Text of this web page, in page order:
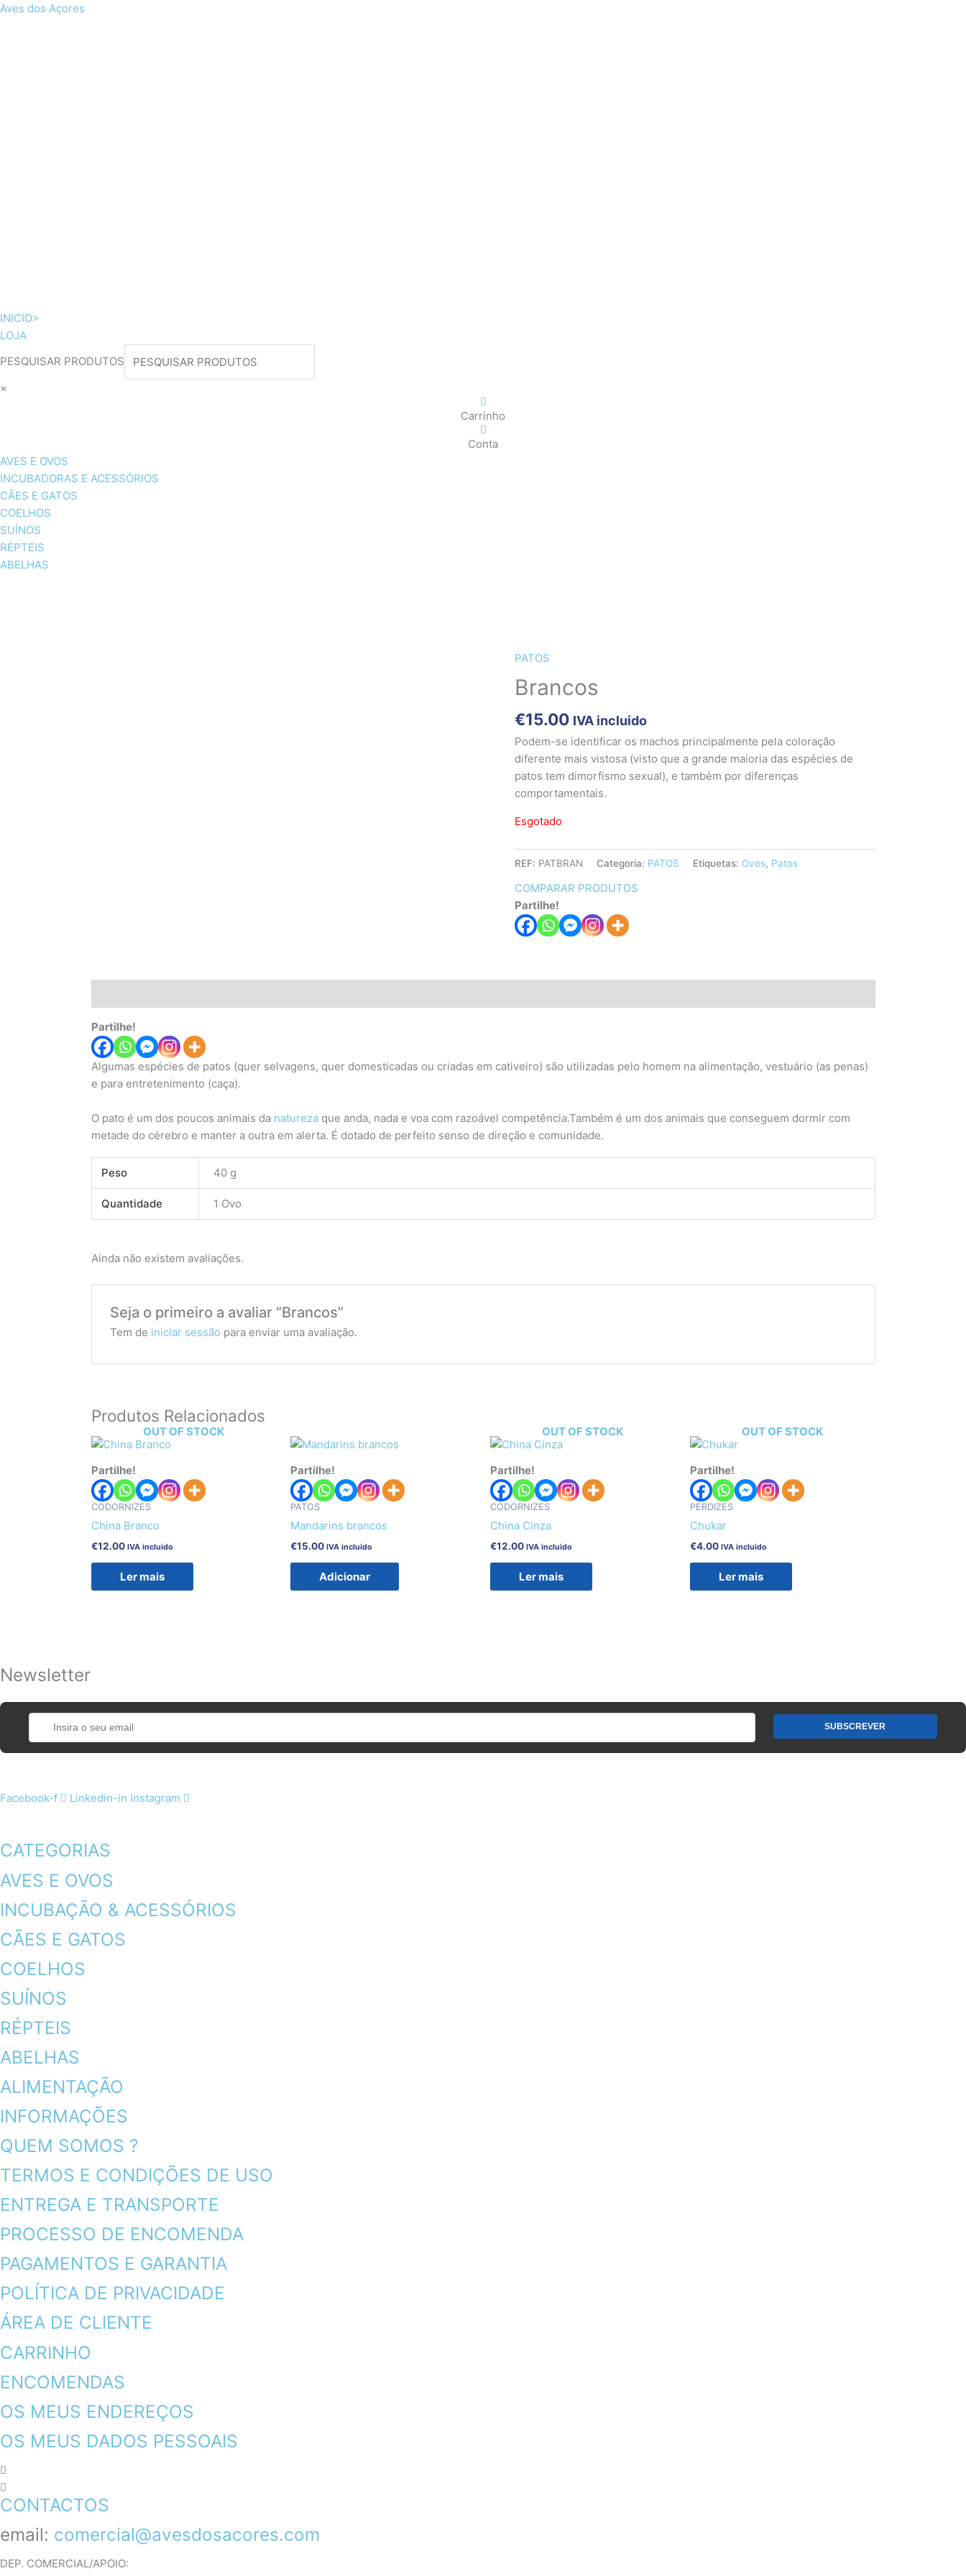
Skip
Aves dos Açores
INICIO>
LOJA
PESQUISAR PRODUTOS
×
Carrinho
Conta
AVES E OVOS
INCUBADORAS E ACESSÓRIOS
CÃES E GATOS
COELHOS
SUÍNOS
RÉPTEIS
ABELHAS
PATOS
Brancos
€15.00 IVA incluido
Podem-se identificar os machos principalmente pela coloração
diferente mais vistosa (visto que a grande maioria das espécies de
patos tem dimorfismo sexual), e também por diferenças
comportamentais.
Esgotado
REF: PATBRAN Categoria: PATOS Etiquetas: Ovos, Patos
COMPARAR PRODUTOS
Partilhe!
Partilhe!
Algumas espécies de patos (quer selvagens, quer domesticadas ou criadas em cativeiro) são utilizadas pelo homem na alimentação, vestuário (as penas)
e para entretenimento (caça).
O pato é um dos poucos animais da naturezaque anda, nada e voa com razoável competência.Também é um dos animais que conseguem dormir com
metade do cérebro e manter a outra em alerta. É dotado de perfeito senso de direção e comunidade.
Peso 40 g
Quantidade 1 Ovo
Ainda não existem avaliações.
Seja o primeiro a avaliar “Brancos”
Tem de iniciar sessão para enviar uma avaliação.
Produtos Relacionados
OUT OF STOCK
Partilhe!
CODORNIZES
China Branco
€12.00 IVA incluido
Ler mais
Partilhe!
PATOS
Mandarins brancos
€15.00 IVA incluido
Adicionar
OUT OF STOCK
Partilhe!
CODORNIZES
China Cinza
€12.00 IVA incluido
Ler mais
OUT OF STOCK
Partilhe!
PERDIZES
Chukar
€4.00 IVA incluido
Ler mais
Newsletter
Facebook-f Linkedin-in Instagram
CATEGORIAS
AVES E OVOS
INCUBAÇÃO & ACESSÓRIOS
CÃES E GATOS
COELHOS
SUÍNOS
RÉPTEIS
ABELHAS
ALIMENTAÇÃO
INFORMAÇÕES
QUEM SOMOS ?
TERMOS E CONDIÇÕES DE USO
ENTREGA E TRANSPORTE
PROCESSO DE ENCOMENDA
PAGAMENTOS E GARANTIA
POLÍTICA DE PRIVACIDADE
ÁREA DE CLIENTE
CARRINHO
ENCOMENDAS
OS MEUS ENDEREÇOS
OS MEUS DADOS PESSOAIS
CONTACTOS
email: comercial@avesdosacores.com
DEP. COMERCIAL/APOIO: